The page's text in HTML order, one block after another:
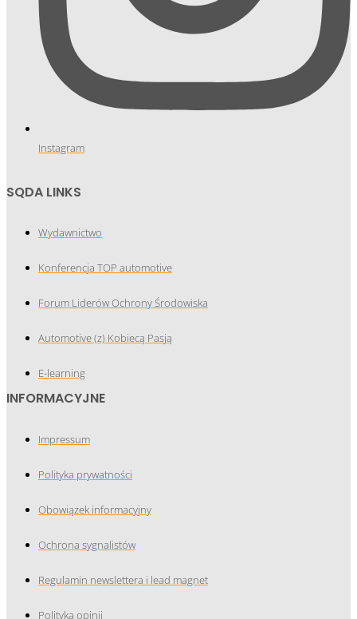
Instagram
SQDA LINKS
Wydawnictwo
Konferencja TOP automotive
Forum Liderów Ochrony Środowiska
Automotive (z) Kobiecą Pasją
E-learning
INFORMACYJNE
Impressum
Polityka prywatności
Obowiązek informacyjny
Ochrona sygnalistów
Regulamin newslettera i lead magnet
Polityka opinii